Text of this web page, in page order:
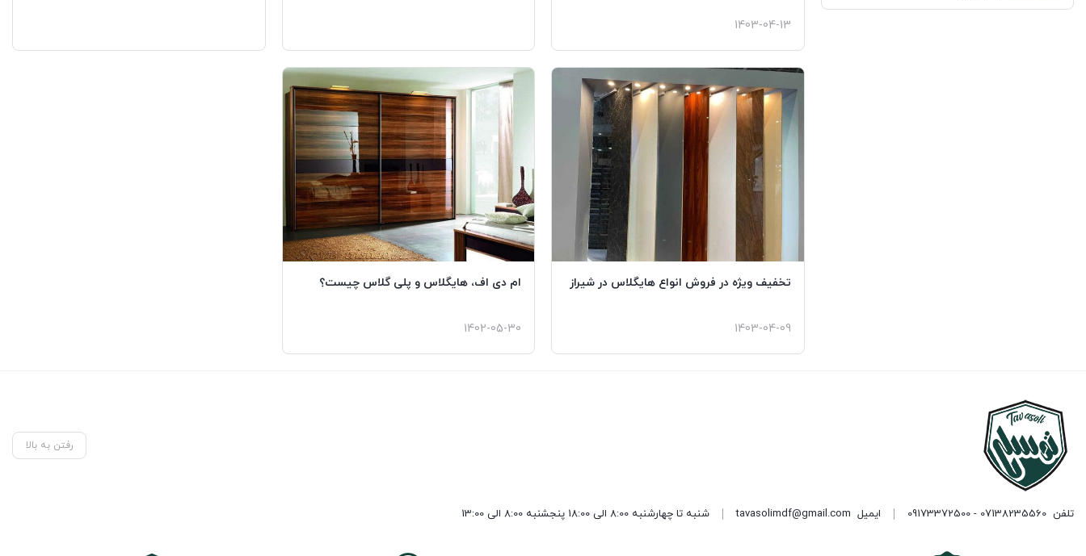
1403-04-13
تخفیف ویژه در فروش انواع هایگلاس در شیراز
1403-04-09
ام دی اف، هایگلاس و پلی گلاس چیست؟
1402-05-30
رفتن به بالا
تلفن 07138235560 - 09173372500 ایمیل tavasolimdf@gmail.com شنبه تا چهارشنبه 8:00 الی 18:00 پنجشنبه 8:00 الی 13:00